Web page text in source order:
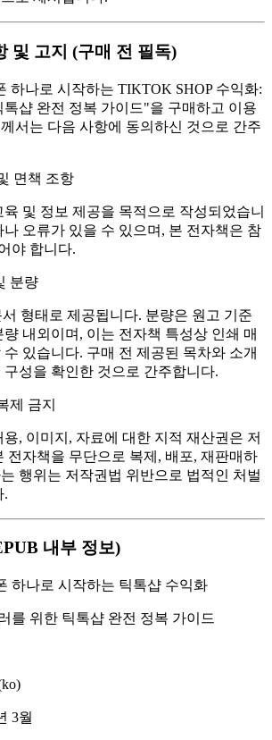
및 고지 (구매 전 필독)
하나로 시작하는 TIKTOK SHOP 수익화:
톡샵 완전 정복 가이드"을 구매하고 이용
서는 다음 사항에 동의하신 것으로 간주
면책 조항
및 정보 제공을 목적으로 작성되었습니
오류가 있을 수 있으며, 본 전자책은 참
야 합니다.
분량
형태로 제공됩니다. 분량은 원고 기준
량 내외이며, 이는 전자책 특성상 인쇄 매
있습니다. 구매 전 제공된 목차와 소개
성을 확인한 것으로 간주합니다.
제 금지
, 이미지, 자료에 대한 지적 재산권은 저
전자책을 무단으로 복제, 배포, 재판매하
행위는 저작권법 위반으로 법적인 처벌
.
내부 정보)
하나로 시작하는 틱톡샵 수익화
를 위한 틱톡샵 완전 정복 가이드
3월